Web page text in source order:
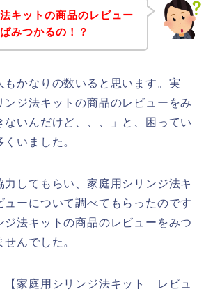
キットの商品のレビュー
みつかるの！？
もかなりの数いると思います。実
ンジ法キットの商品のレビューをみ
ないんだけど、、、」と、困ってい
いました。
力してもらい、家庭用シリンジ法キ
ューについて調べてもらったのです
ジ法キットの商品のレビューをみつ
んでした。
【家庭用シリンジ法キット レビュ